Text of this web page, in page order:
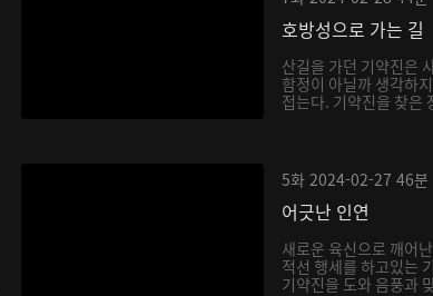
호방성으로 가는 길
산길을 가던 기약진은
함정이 아닐까 생각하
접는다. 기약진을 찾은
5화 2024-02-27 46분
어긋난 인연
새로운 육신으로 깨어
적선 행세를 하고있는
기약진을 도와 음풍과